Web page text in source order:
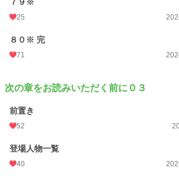
25
８０※ 完
71
次の章をお読みいただく前に０３
前置き
52
登場人物一覧
40